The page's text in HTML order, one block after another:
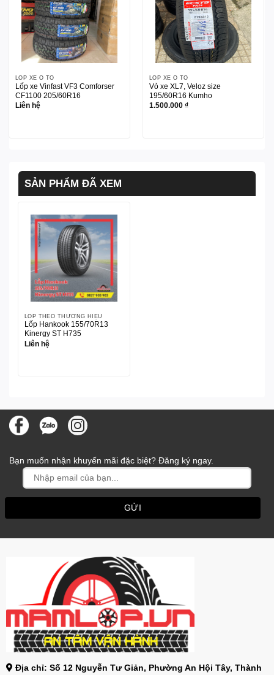
LỐP XE Ô TÔ
Lốp xe Vinfast VF3 Comforser
CF1100 205/60R16
Liên hệ
LỐP XE Ô TÔ
Vỏ xe XL7, Veloz size
195/60R16 Kumho
1.500.000 ₫
SẢN PHẨM ĐÃ XEM
LỐP THEO THƯƠNG HIỆU
Lốp Hankook 155/70R13
Kinergy ST H735
Liên hệ
Bạn muốn nhận khuyến mãi đặc biệt? Đăng ký ngay.
Địa chỉ: Số 12 Nguyễn Tư Giản, Phường An Hội Tây, Thành